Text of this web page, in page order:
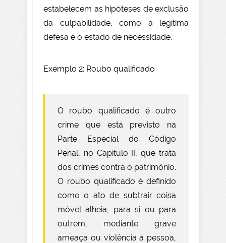
estabelecem as hipóteses de exclusão
da culpabilidade, como a legítima
defesa e o estado de necessidade.
Exemplo 2: Roubo qualificado
O roubo qualificado é outro
crime que está previsto na
Parte Especial do Código
Penal, no Capítulo II, que trata
dos crimes contra o patrimônio.
O roubo qualificado é definido
como o ato de subtrair coisa
móvel alheia, para si ou para
outrem, mediante grave
ameaça ou violência à pessoa,